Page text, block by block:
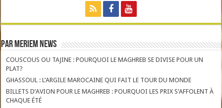
Par Meriem News
COUSCOUS OU TAJINE : POURQUOI LE MAGHREB SE DIVISE POUR UN
PLAT?
GHASSOUL : L’ARGILE MAROCAINE QUI FAIT LE TOUR DU MONDE
BILLETS D’AVION POUR LE MAGHREB : POURQUOI LES PRIX S’AFFOLENT À
CHAQUE ÉTÉ